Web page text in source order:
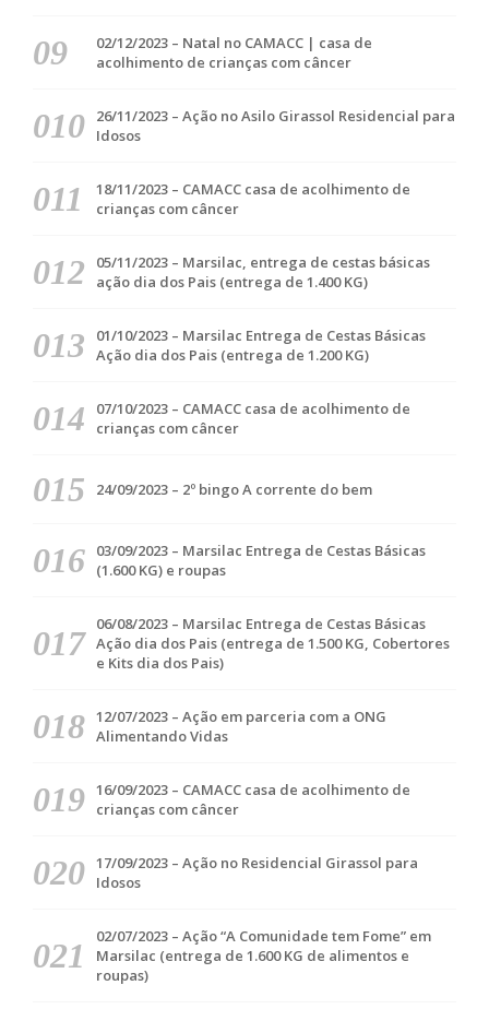
02/12/2023 – Natal no CAMACC | casa de
acolhimento de crianças com câncer
26/11/2023 – Ação no Asilo Girassol Residencial para
Idosos
18/11/2023 – CAMACC casa de acolhimento de
crianças com câncer
05/11/2023 – Marsilac, entrega de cestas básicas
ação dia dos Pais (entrega de 1.400 KG)
01/10/2023 – Marsilac Entrega de Cestas Básicas
Ação dia dos Pais (entrega de 1.200 KG)
07/10/2023 – CAMACC casa de acolhimento de
crianças com câncer
24/09/2023 – 2º bingo A corrente do bem
03/09/2023 – Marsilac Entrega de Cestas Básicas
(1.600 KG) e roupas
06/08/2023 – Marsilac Entrega de Cestas Básicas
Ação dia dos Pais (entrega de 1.500 KG, Cobertores
e Kits dia dos Pais)
12/07/2023 – Ação em parceria com a ONG
Alimentando Vidas
16/09/2023 – CAMACC casa de acolhimento de
crianças com câncer
17/09/2023 – Ação no Residencial Girassol para
Idosos
02/07/2023 – Ação “A Comunidade tem Fome” em
Marsilac (entrega de 1.600 KG de alimentos e
roupas)